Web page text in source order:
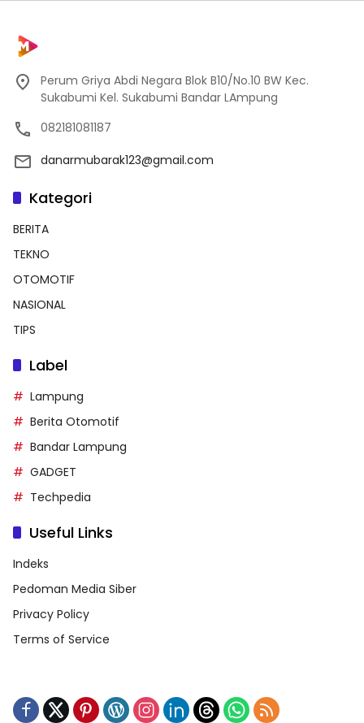
Perum Griya Abdi Negara Blok B10/No.10 BW Kec.
Sukabumi Kel. Sukabumi Bandar LAmpung
082181081187
danarmubarak123@gmail.com
Kategori
BERITA
TEKNO
OTOMOTIF
NASIONAL
TIPS
Label
Lampung
Berita Otomotif
Bandar Lampung
GADGET
Techpedia
Useful Links
Indeks
Pedoman Media Siber
Privacy Policy
Terms of Service